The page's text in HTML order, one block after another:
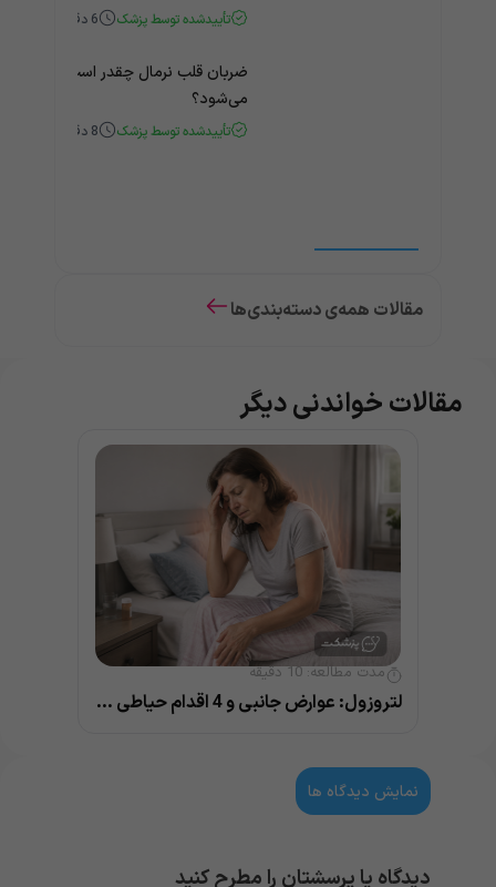
تأییدشده توسط پزشک 6 دقیقه
ضربان قلب نرمال چقدر است؟ چه
می‌شود؟
تأییدشده توسط پزشک 8 دقیقه
مقالات همه‌ی دسته‌بندی‌ها
مقالات خواندنی دیگر
مدت مطالعه:10 دقیقه
لتروزول: عوارض جانبی و 4 اقدام حیاطی قبل از مصرف (Femara)
نمایش دیدگاه ها
دیدگاه یا پرسشتان را مطرح کنید